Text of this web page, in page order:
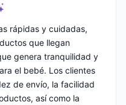
rápidas y cuidadas,
que llegan
genera tranquilidad y
el bebé. Los clientes
de envío, la facilidad
así como la